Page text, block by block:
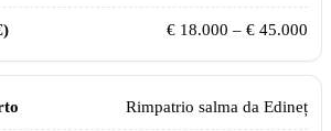
€ 18.000 – € 45.000
Rimpatrio salma da Edineț